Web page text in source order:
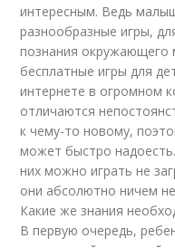
интересным. Ведь
разнообразные игры,
познания окружающего
бесплатные игры для
интернете в огромном
отличаются
к чему-то новому,
может быстро
них можно играть не
они абсолютно ничем
Какие же знания
В первую очередь,